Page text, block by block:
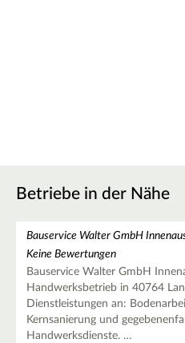
Betriebe in der Nähe
Bauservice Walter GmbH
Keine Bewertungen
Bauservice Walter GmbH
Handwerksbetrieb in 40764
Dienstleistungen an:
Kernsanierung und
Handwerksdienste. …